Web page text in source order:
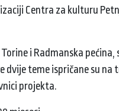
Centra za kulturu
i Radmanska
dvije teme ispričane su
projekta.